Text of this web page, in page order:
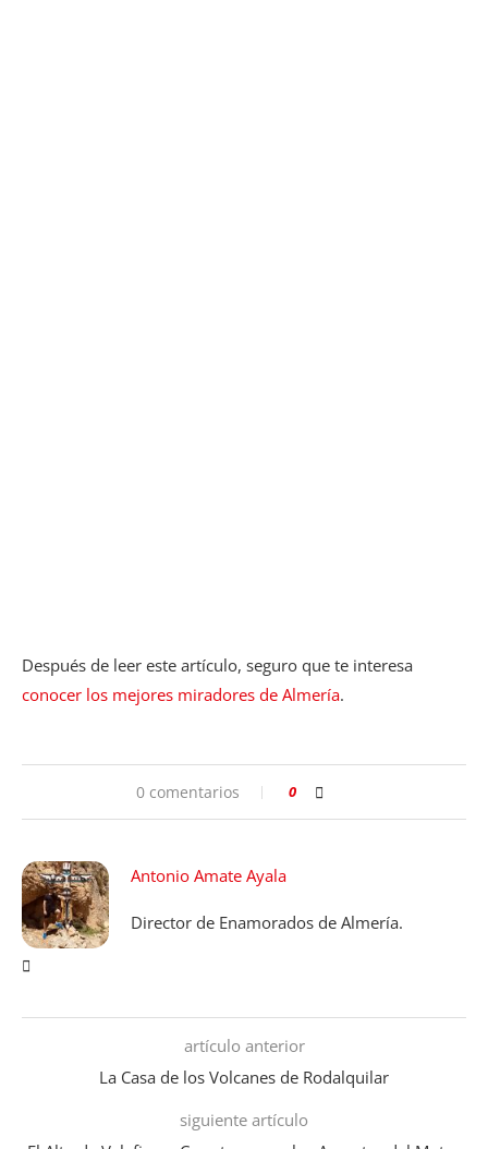
Después de leer este artículo, seguro que te interesa
conocer los mejores miradores de Almería.
0 comentarios 0
Antonio Amate Ayala
Director de Enamorados de Almería.
artículo anterior
La Casa de los Volcanes de Rodalquilar
siguiente artículo